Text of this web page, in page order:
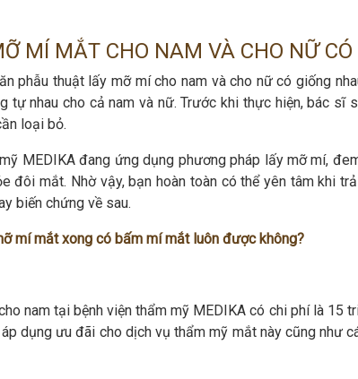
MÍ MẮT CHO NAM VÀ CHO NỮ CÓ
phẫu thuật lấy mỡ mí cho nam và cho nữ có giống
tự nhau cho cả nam và nữ. Trước khi thực hiện, bác sĩ
loại bỏ.
MEDIKA đang ứng dụng phương pháp lấy mỡ mí,
đôi mắt. Nhờ vậy, bạn hoàn toàn có thể yên tâm khi
biến chứng về sau.
mí mắt xong có bấm mí mắt luôn được không?
nam tại bệnh viện thẩm mỹ MEDIKA có chi phí là 15
dụng ưu đãi cho dịch vụ thẩm mỹ mắt này cũng như